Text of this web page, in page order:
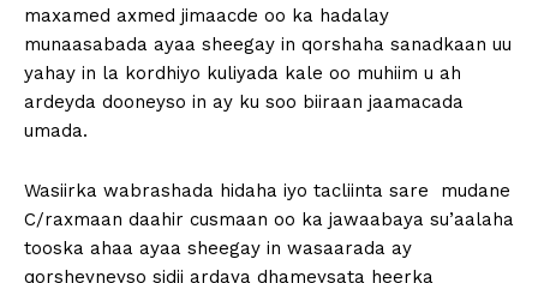
maxamed axmed jimaacde oo ka hadalay
munaasabada ayaa sheegay in qorshaha sanadkaan uu
yahay in la kordhiyo kuliyada kale oo muhiim u ah
ardeyda dooneyso in ay ku soo biiraan jaamacada
umada.
Wasiirka wabrashada hidaha iyo tacliinta sare mudane
C/raxmaan daahir cusmaan oo ka jawaabaya su’aalaha
tooska ahaa ayaa sheegay in wasaarada ay
qorsheyneyso sidii ardaya dhameysata heerka